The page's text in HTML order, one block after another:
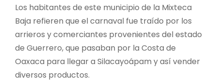
Los habitantes de este municipio de la Mixteca
Baja refieren que el carnaval fue traído por los
arrieros y comerciantes provenientes del estado
de Guerrero, que pasaban por la Costa de
Oaxaca para llegar a Silacayoápam y así vender
diversos productos.